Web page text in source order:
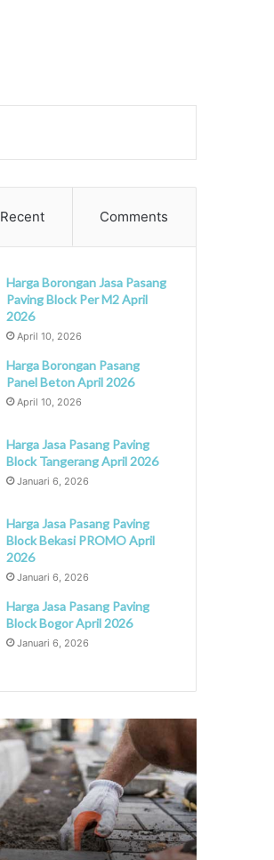
Recent Comments
Harga Borongan Jasa Pasang
Paving Block Per M2 April
2026
April 10, 2026
Harga Borongan Pasang
Panel Beton April 2026
April 10, 2026
Harga Jasa Pasang Paving
Block Tangerang April 2026
Januari 6, 2026
Harga Jasa Pasang Paving
Block Bekasi PROMO April
2026
Januari 6, 2026
Harga Jasa Pasang Paving
Block Bogor April 2026
Januari 6, 2026
Jasa
Menggunakan
Excavator
di
Bogor